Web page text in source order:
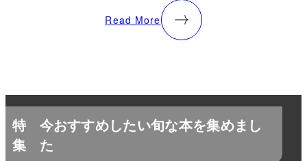
Read More
特
集
今おすすめしたい旬な本を集めまし
た